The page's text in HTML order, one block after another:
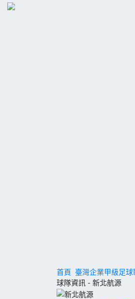
首頁 臺灣企業甲級足球
球隊資訊 - 新北航源